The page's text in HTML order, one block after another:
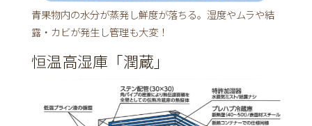
青果物内の水分が蒸発し鮮度が落ちる。湿度やムラや結
露・カビが発生し管理も大変！
恒温高湿庫「潤蔵」